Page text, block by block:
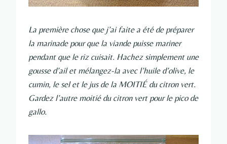
La première chose que j’ai faite a été de préparer
la marinade pour que la viande puisse mariner
pendant que le riz cuisait. Hachez simplement une
gousse d’ail et mélangez-la avec l’huile d’olive, le
cumin, le sel et le jus de la MOITIÉ du citron vert.
Gardez l’autre moitié du citron vert pour le pico de
gallo.